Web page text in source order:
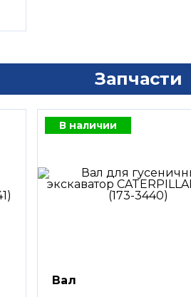
Запчасти
В наличии
Вал